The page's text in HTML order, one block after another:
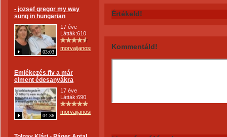
- jozsef gregor my way
sung in hungarian
03:03
17 éve
Látták:610
morvaijanosne
Emlékezés.flv a már
elment édesanyákra
04:36
17 éve
Látták:690
morvaijanosne
Értékeld!
Kommentáld!